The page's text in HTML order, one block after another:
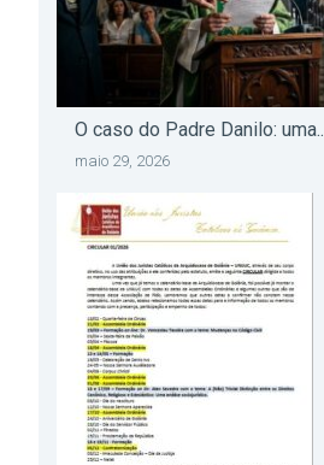
O caso do Padre Danilo: uma..
maio 29, 2026